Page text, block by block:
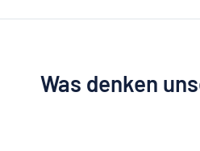
Was denken